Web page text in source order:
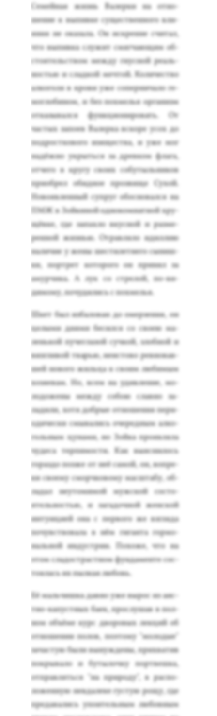
Се­мей­ная жизнь Ва­лер­ки на от­но­
шение к вы­пив­ке су­щес­твен­но­го вли­
яния не ока­зала. Он ис­крен­не счи­тал,
что вы­пив­ка слу­жит смяг­ча­ющим об­
сто­ятель­ством меж­ду гнус­ной ре­аль­
ностью и слад­кой меч­той. Ко­личес­тво
ал­ко­голя в кро­ви уже со­пер­ни­чало ге­
мог­ло­бином, и без пох­мелья ор­га­низм
от­ка­зывал­ся фун­кци­они­ровать. От
час­тых за­по­ев Ва­лер­ка вско­ре усох до
под­рос­тко­вого изя­щес­тва, и уже мог
на­дёж­но ук­рыть­ся за древ­ком фла­га,
от­че­го в кру­гу сво­их со­бутыль­ни­ков
при­об­рел обид­ное проз­ви­ще Су­хой.
Но­во­яв­ленный суп­руг обос­но­вал­ся на
ПМЖ в Зой­ки­ной од­но­ком­натной хру­
щёв­ке, где за­пах­ло вкус­ной и раз­ме­
рен­ной жизнью. От­равля­ло идил­лию
на­личие у же­ны шес­ти­лет­не­го сы­ниш­
ки, пор­трет ко­торо­го он при­нял за
амур­чи­ка. А лук со стре­лой, по-ви­
димо­му, по­чуди­лись с пох­мелья.
Шкет был из­ба­лован до омер­зе­ния, он
це­лыми дня­ми бе­сил­ся со сво­ею ма­
лень­кой пу­чег­ла­зой суч­кой, злоб­ной и
виз­гли­вой тварью, не­ис­то­во рев­но­вав­
шей но­вого жиль­ца к сво­им лю­бимым
хо­зя­евам. Но, всем на удив­ле­ние, мо­
лодо­жены меж­ду со­бою слав­но за­
лади­ли, хо­тя доб­рые от­но­шения пе­ри­
оди­чес­ки смы­вались оче­ред­ным ал­ко­
голь­ным цу­нами, но Зой­ка про­яв­ля­ла
чу­деса тер­пи­мос­ти. Как вы­яс­ни­лось
го­раз­до поз­же от неё са­мой, он, воп­ре­
ки сво­ему смор­чко­вому мас­шта­бу, об­
ла­дал не­уто­мимой муж­ской сос­то­
ятель­ностью, и за­гадоч­ной жен­ской
ин­ту­ици­ей она с пер­во­го же взгля­да
по­чувс­тво­вала в нём ги­ган­та гор­мо­
наль­ной ин­дус­трии. По­хоже, что на
этом сла­дос­трастном фун­да­мен­те сос­
то­ялась их пыл­кая лю­бовь.
Её маль­чиш­ка дав­но уже вы­рос из а­ис­
тно-ка­пус­тных ба­ек, прос­лу­шав в пол­
ном объ­ёме курс дво­ровых лек­ций об
от­но­шении по­лов, по­это­му "мо­лодые"
за­час­тую бы­ли вы­нуж­де­ны, прих­ва­тив
пок­ры­вало и бу­тылоч­ку пор­твеш­ка,
от­прав­лять­ся "на при­роду", в рас­по­
ложен­ную нев­да­леке гус­тую ро­щу, где
пре­дава­лись упо­итель­ным лю­бов­ным